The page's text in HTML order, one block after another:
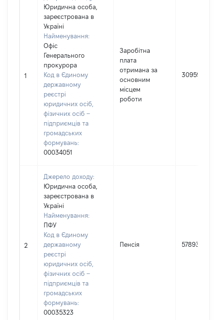
1
Юридична особа,
зареєстрована в
Україні
Найменування:
Офіс
Генерального
прокурора
Код в Єдиному
державному
реєстрі
юридичних осіб,
фізичних осіб –
підприємців та
громадських
формувань:
00034051
Заробітна
плата
отримана за
основним
місцем
роботи
309595
2
Джерело доходу:
Юридична особа,
зареєстрована в
Україні
Найменування:
ПФУ
Код в Єдиному
державному
реєстрі
юридичних осіб,
фізичних осіб –
підприємців та
громадських
формувань:
00035323
Пенсія 57893